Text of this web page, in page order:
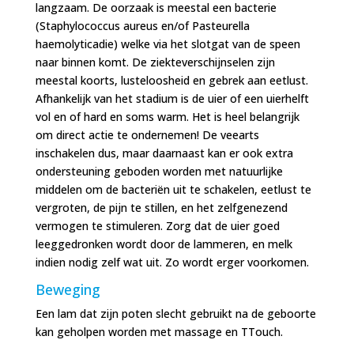
langzaam. De oorzaak is meestal een bacterie
(Staphylococcus aureus en/of Pasteurella
haemolyticadie) welke via het slotgat van de speen
naar binnen komt. De ziekteverschijnselen zijn
meestal koorts, lusteloosheid en gebrek aan eetlust.
Afhankelijk van het stadium is de uier of een uierhelft
vol en of hard en soms warm. Het is heel belangrijk
om direct actie te ondernemen! De veearts
inschakelen dus, maar daarnaast kan er ook extra
ondersteuning geboden worden met natuurlijke
middelen om de bacteriën uit te schakelen, eetlust te
vergroten, de pijn te stillen, en het zelfgenezend
vermogen te stimuleren. Zorg dat de uier goed
leeggedronken wordt door de lammeren, en melk
indien nodig zelf wat uit. Zo wordt erger voorkomen.
Beweging
Een lam dat zijn poten slecht gebruikt na de geboorte
kan geholpen worden met massage en TTouch.